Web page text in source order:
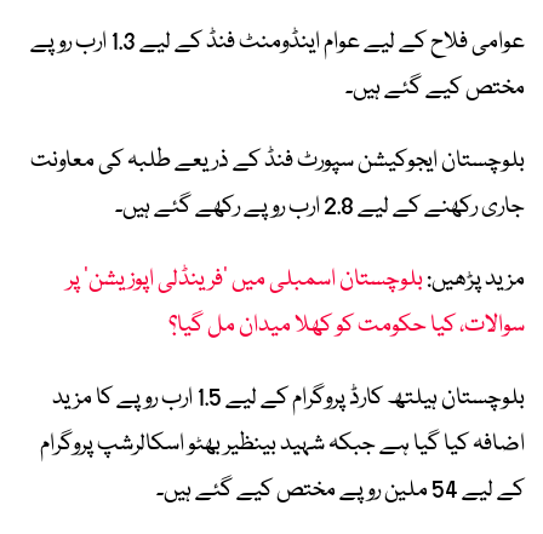
عوامی فلاح کے لیے عوام اینڈومنٹ فنڈ کے لیے 1.3 ارب روپے
مختص کیے گئے ہیں۔
بلوچستان ایجوکیشن سپورٹ فنڈ کے ذریعے طلبہ کی معاونت
جاری رکھنے کے لیے 2.8 ارب روپے رکھے گئے ہیں۔
مزید پڑھیں:بلوچستان اسمبلی میں ’فرینڈلی اپوزیشن‘ پر
سوالات، کیا حکومت کو کھلا میدان مل گیا؟
بلوچستان ہیلتھ کارڈ پروگرام کے لیے 1.5 ارب روپے کا مزید
اضافہ کیا گیا ہے جبکہ شہید بینظیر بھٹو اسکالرشپ پروگرام
کے لیے 54 ملین روپے مختص کیے گئے ہیں۔